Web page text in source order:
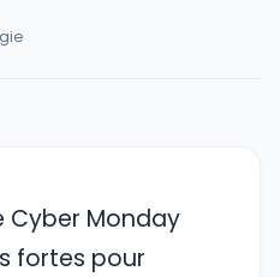
Cyber Monday
fortes pour